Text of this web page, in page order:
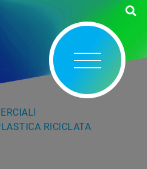
RICICLATA